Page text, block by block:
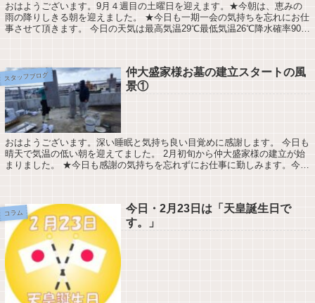
おはようございます。9月４週目の土曜日を迎えます。★今朝は、恵みの
雨の降りしきる朝を迎えました。 ★今日も一期一会の気持ちを忘れにお仕
事させて頂きます。 今日の天気は最高気温29℃最低気温26℃降水確率90％
スタッフブログ
仲大盛家様お墓の建立スタートの風
景①
おはようございます。深い睡眠と気持ち良い目覚めに感謝します。 今日も
晴天で気温の低い朝を迎えてました。 2月初旬から仲大盛家様の建立が始
まりました。 ★今日も感謝の気持ちを忘れずにお仕事に勤しみます。今日
コラム
今日・2月23日は「天皇誕生日で
す。」